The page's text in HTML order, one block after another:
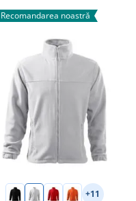
Recomandarea noastră
+11